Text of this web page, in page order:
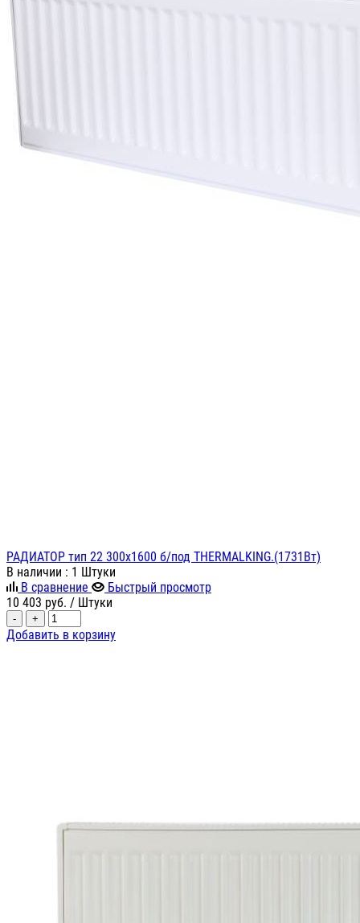
РАДИАТОР тип 22 300х1600 б/под THERMALKING.(1731Вт)
В наличии : 1 Штуки
В сравнение
Быстрый просмотр
10 403 руб. / Штуки
- +
Добавить в корзину